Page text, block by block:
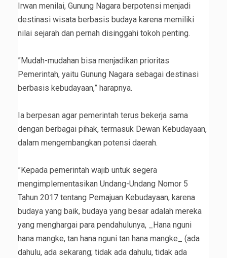
‎Irwan menilai, Gunung Nagara berpotensi menjadi
destinasi wisata berbasis budaya karena memiliki
nilai sejarah dan pernah disinggahi tokoh penting.
‎”Mudah-mudahan bisa menjadikan prioritas
Pemerintah, yaitu Gunung Nagara sebagai destinasi
berbasis kebudayaan,” harapnya.
‎Ia berpesan agar pemerintah terus bekerja sama
dengan berbagai pihak, termasuk Dewan Kebudayaan,
dalam mengembangkan potensi daerah.
‎”Kepada pemerintah wajib untuk segera
mengimplementasikan Undang-Undang Nomor 5
Tahun 2017 tentang Pemajuan Kebudayaan, karena
budaya yang baik, budaya yang besar adalah mereka
yang menghargai para pendahulunya, _Hana nguni
hana mangke, tan hana nguni tan hana mangke_ (ada
dahulu, ada sekarang; tidak ada dahulu, tidak ada